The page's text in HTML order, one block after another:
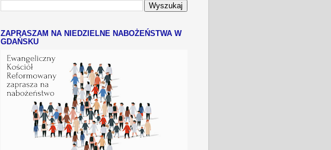
ZAPRASZAM NA NIEDZIELNE NABOŻEŃSTWA W
GDAŃSKU